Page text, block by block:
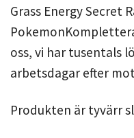
Grass Energy Secret
oss, vi har tusentals
arbetsdagar efter
Produkten är tyvärr